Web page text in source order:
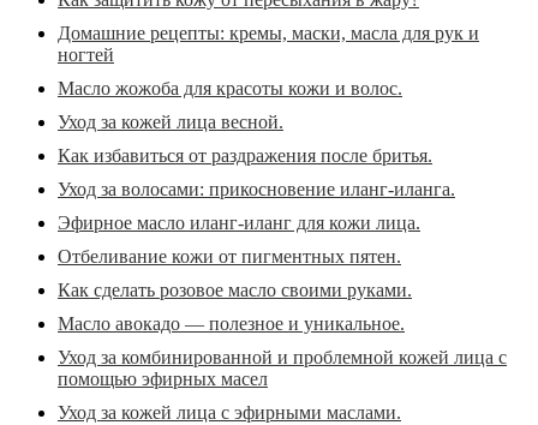
Домашние рецепты: кремы, маски, масла для рук и
ногтей
Масло жожоба для красоты кожи и волос.
Уход за кожей лица весной.
Как избавиться от раздражения после бритья.
Уход за волосами: прикосновение иланг-иланга.
Эфирное масло иланг-иланг для кожи лица.
Отбеливание кожи от пигментных пятен.
Как сделать розовое масло своими руками.
Масло авокадо — полезное и уникальное.
Уход за комбинированной и проблемной кожей лица с
помощью эфирных масел
Уход за кожей лица с эфирными маслами.